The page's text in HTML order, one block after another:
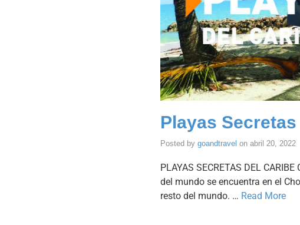
Playas
Posted by goandtravel on abril 20, 2022
PLAYAS SECRETAS DEL
del mundo se encuentra en el
resto del mundo. … Read More